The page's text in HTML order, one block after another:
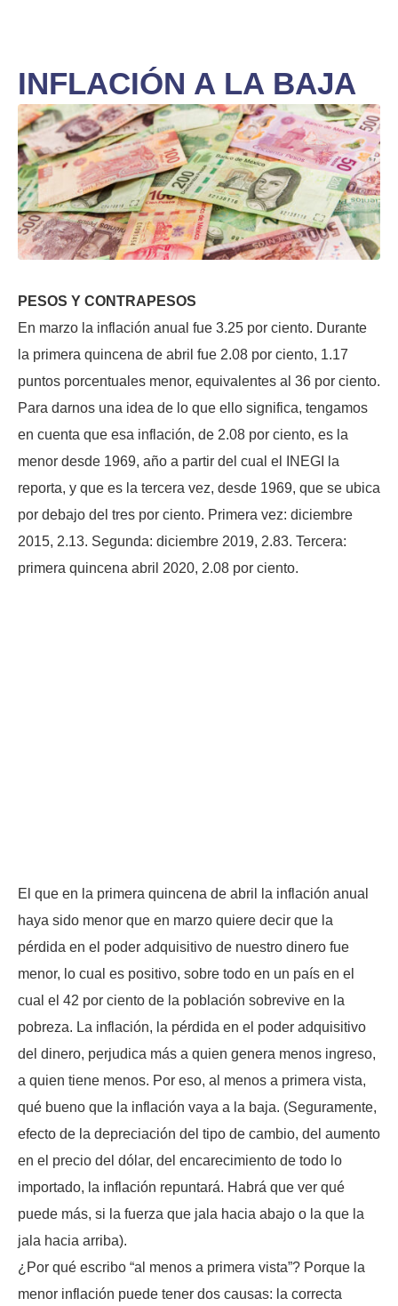
INFLACIÓN A LA BAJA
PESOS Y CONTRAPESOS
En marzo la inflación anual fue 3.25 por ciento. Durante
la primera quincena de abril fue 2.08 por ciento, 1.17
puntos porcentuales menor, equivalentes al 36 por ciento.
Para darnos una idea de lo que ello significa, tengamos
en cuenta que esa inflación, de 2.08 por ciento, es la
menor desde 1969, año a partir del cual el INEGI la
reporta, y que es la tercera vez, desde 1969, que se ubica
por debajo del tres por ciento. Primera vez: diciembre
2015, 2.13. Segunda: diciembre 2019, 2.83. Tercera:
primera quincena abril 2020, 2.08 por ciento.
El que en la primera quincena de abril la inflación anual
haya sido menor que en marzo quiere decir que la
pérdida en el poder adquisitivo de nuestro dinero fue
menor, lo cual es positivo, sobre todo en un país en el
cual el 42 por ciento de la población sobrevive en la
pobreza. La inflación, la pérdida en el poder adquisitivo
del dinero, perjudica más a quien genera menos ingreso,
a quien tiene menos. Por eso, al menos a primera vista,
qué bueno que la inflación vaya a la baja. (Seguramente,
efecto de la depreciación del tipo de cambio, del aumento
en el precio del dólar, del encarecimiento de todo lo
importado, la inflación repuntará. Habrá que ver qué
puede más, si la fuerza que jala hacia abajo o la que la
jala hacia arriba).
¿Por qué escribo “al menos a primera vista”? Porque la
menor inflación puede tener dos causas: la correcta